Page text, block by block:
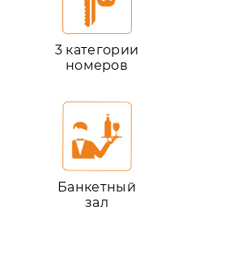
3 категории
номеров
Банкетный
зал